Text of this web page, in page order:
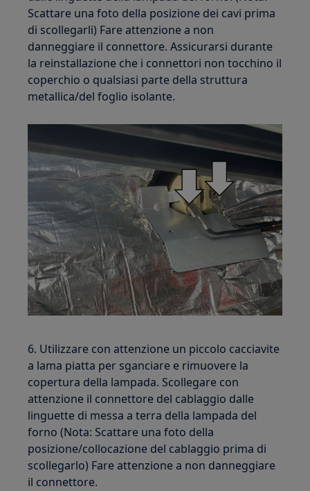
Scattare una foto della posizione dei cavi prima
di scollegarli) Fare attenzione a non
danneggiare il connettore. Assicurarsi durante
la reinstallazione che i connettori non tocchino il
coperchio o qualsiasi parte della struttura
metallica/del foglio isolante.
6. Utilizzare con attenzione un piccolo cacciavite
a lama piatta per sganciare e rimuovere la
copertura della lampada. Scollegare con
attenzione il connettore del cablaggio dalle
linguette di messa a terra della lampada del
forno (Nota: Scattare una foto della
posizione/collocazione del cablaggio prima di
scollegarlo) Fare attenzione a non danneggiare
il connettore.